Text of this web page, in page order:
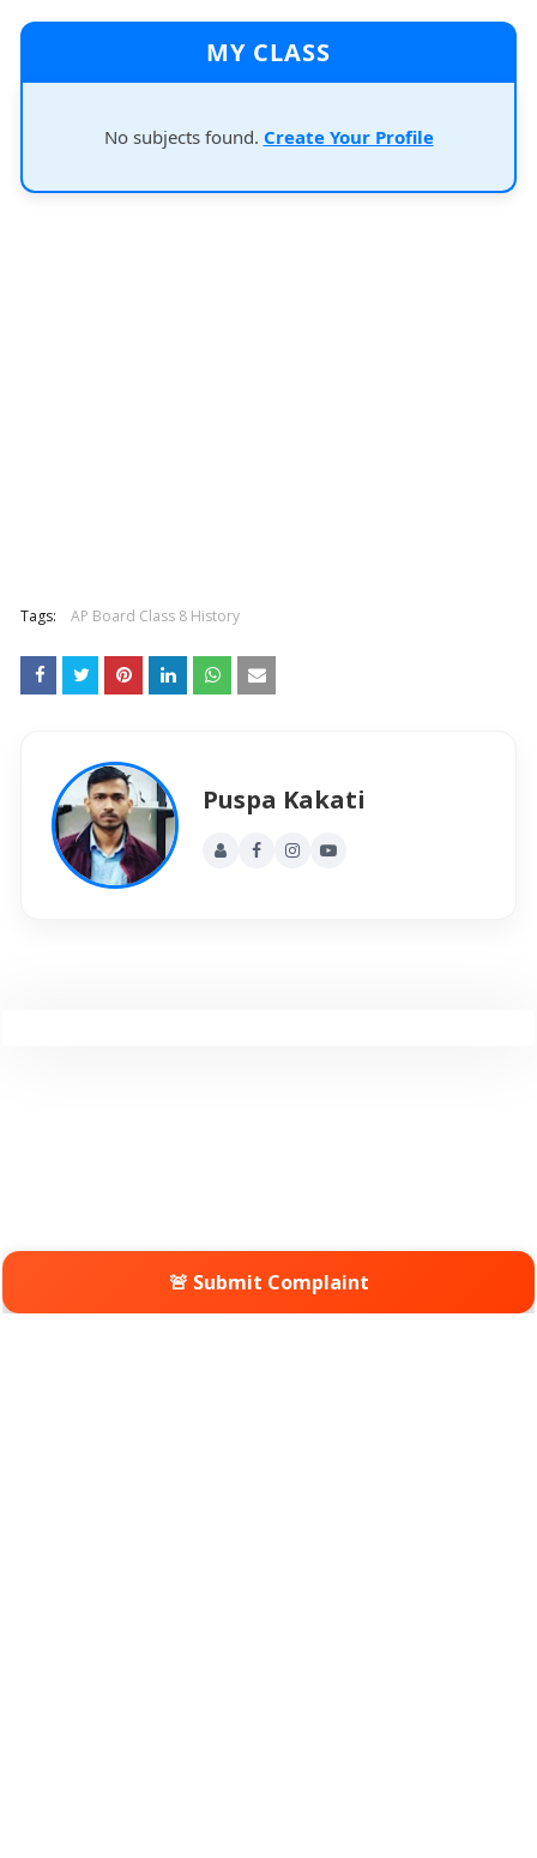
MY CLASS
No subjects found. Create Your Profile
Tags: AP Board Class 8 History
Puspa Kakati
🚨 Submit Complaint